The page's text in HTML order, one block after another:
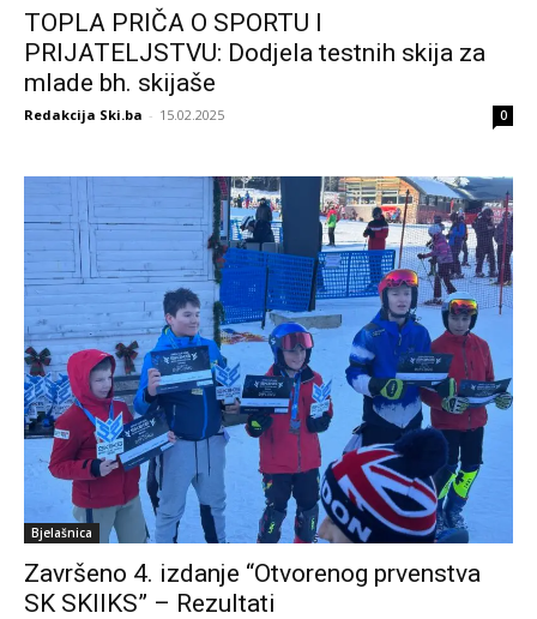
TOPLA PRIČA O SPORTU I
PRIJATELJSTVU: Dodjela testnih skija za
mlade bh. skijaše
Redakcija Ski.ba - 15.02.2025 0
Bjelašnica
Završeno 4. izdanje “Otvorenog prvenstva
SK SKIIKS” – Rezultati